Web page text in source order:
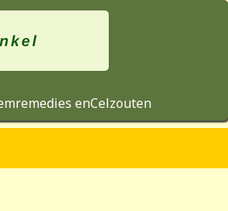
enCelzouten